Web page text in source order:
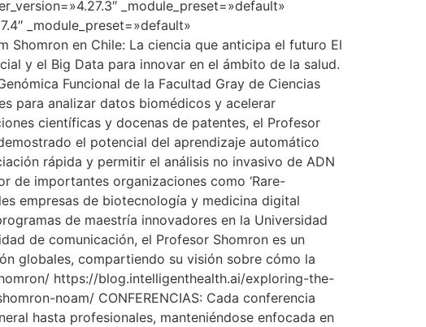
_module_preset=»default»
_module_preset=»default»
en Chile: La ciencia que anticipa el futuro El
y el Big Data para innovar en el ámbito de la salud.
Funcional de la Facultad Gray de Ciencias
para analizar datos biomédicos y acelerar
científicas y docenas de patentes, el Profesor
el potencial del aprendizaje automático
rápida y permitir el análisis no invasivo de ADN
de importantes organizaciones como ‘Rare-
empresas de biotecnología y medicina digital
de maestría innovadores en la Universidad
de comunicación, el Profesor Shomron es un
globales, compartiendo su visión sobre cómo la
https://blog.intelligenthealth.ai/exploring-the-
noam/ CONFERENCIAS: Cada conferencia
hasta profesionales, manteniéndose enfocada en